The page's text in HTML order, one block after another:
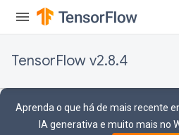
TensorFlow v2.8.4
Aprenda o que há de mais recente
IA generativa e muito mais no